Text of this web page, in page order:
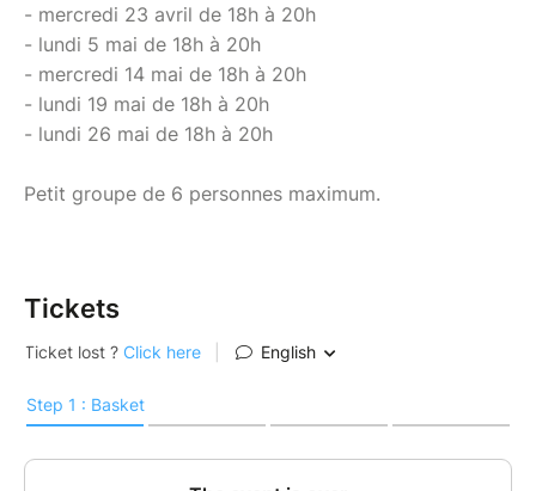
- mercredi 23 avril de 18h à 20h
- lundi 5 mai de 18h à 20h
- mercredi 14 mai de 18h à 20h
- lundi 19 mai de 18h à 20h
- lundi 26 mai de 18h à 20h
Petit groupe de 6 personnes maximum.
Tickets